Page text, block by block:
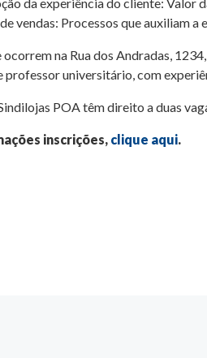
da experiência do cliente: Valor
vendas: Processos que auxiliam
ocorrem na Rua dos Andradas,
professor universitário, com
POA têm direito a duas
inscrições, clique aqui.